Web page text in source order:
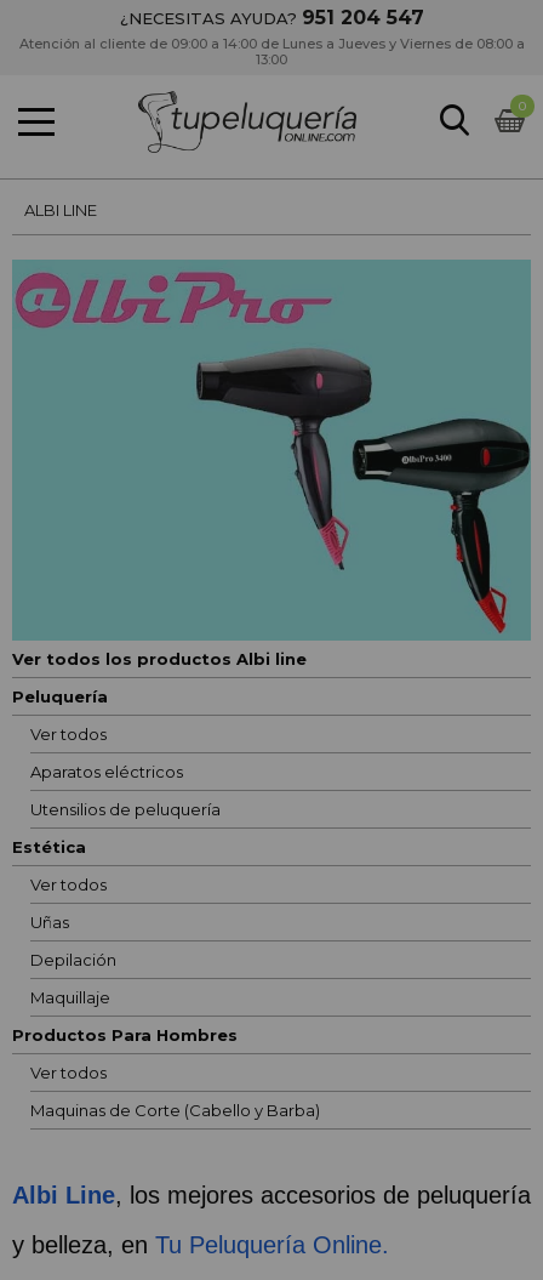
¿NECESITAS AYUDA? 951 204 547
Atención al cliente de 09:00 a 14:00 de Lunes a Jueves y Viernes de 08:00 a
13:00
0
ALBI LINE
Ver todos los productos Albi line
Peluquería
Ver todos
Aparatos eléctricos
Utensilios de peluquería
Estética
Ver todos
Uñas
Depilación
Maquillaje
Productos Para Hombres
Ver todos
Maquinas de Corte (Cabello y Barba)
Albi Line, los mejores accesorios de peluquería
y belleza, en Tu Peluquería Online.